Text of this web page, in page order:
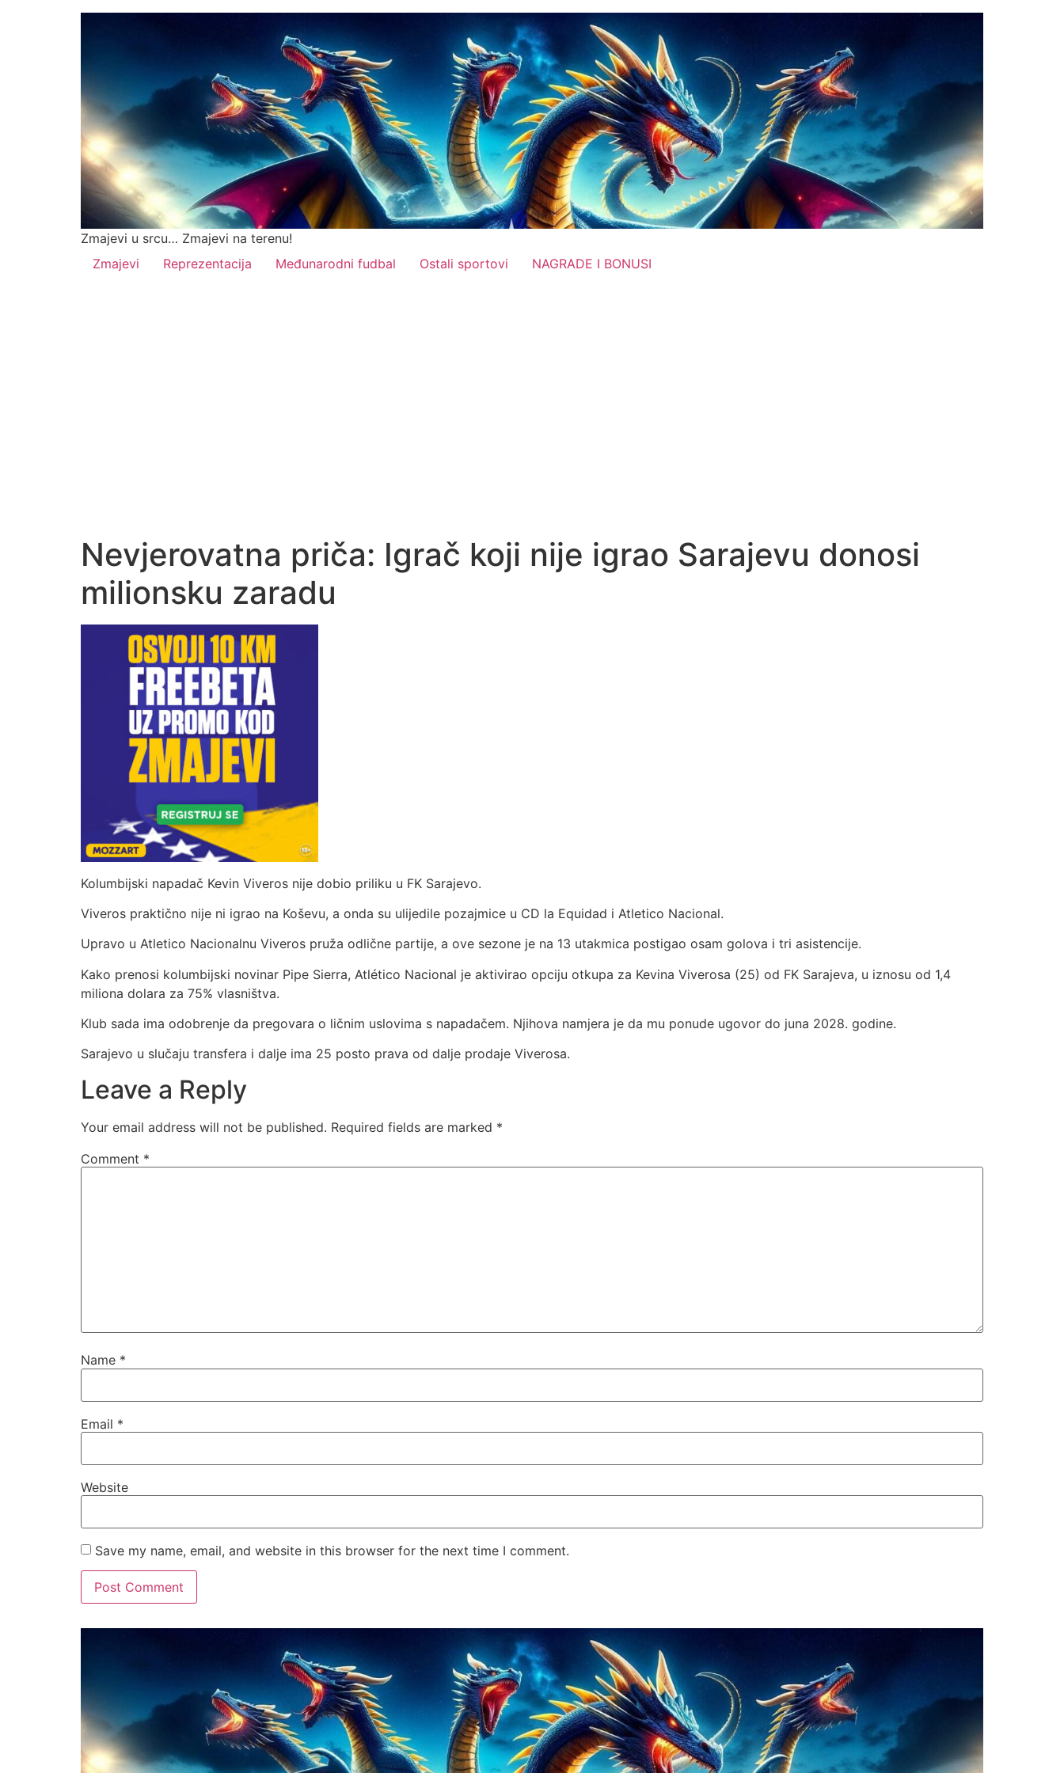
Zmajevi u srcu… Zmajevi na terenu!
Zmajevi
Reprezentacija Međunarodni fudbal Ostali sportovi NAGRADE I BONUSI
Nevjerovatna priča: Igrač koji nije igrao Sarajevu donosi
milionsku zaradu
Kolumbijski napadač Kevin Viveros nije dobio priliku u FK Sarajevo.
Viveros praktično nije ni igrao na Koševu, a onda su ulijedile pozajmice u CD la Equidad i Atletico Nacional.
Upravo u Atletico Nacionalnu Viveros pruža odlične partije, a ove sezone je na 13 utakmica postigao osam golova i tri asistencije.
Kako prenosi kolumbijski novinar Pipe Sierra, Atlético Nacional je aktivirao opciju otkupa za Kevina Viverosa (25) od FK Sarajeva, u iznosu od 1,4
miliona dolara za 75% vlasništva.
Klub sada ima odobrenje da pregovara o ličnim uslovima s napadačem. Njihova namjera je da mu ponude ugovor do juna 2028. godine.
Sarajevo u slučaju transfera i dalje ima 25 posto prava od dalje prodaje Viverosa.
Leave a Reply
Your email address will not be published. Required fields are marked *
Comment *
Name *
Email *
Website
Save my name, email, and website in this browser for the next time I comment.